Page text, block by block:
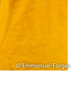
© Emmanuel Farges